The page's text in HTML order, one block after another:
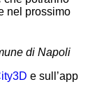
nel prossimo
di Napoli
e sull’app